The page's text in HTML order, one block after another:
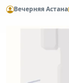
Вечерняя Астана